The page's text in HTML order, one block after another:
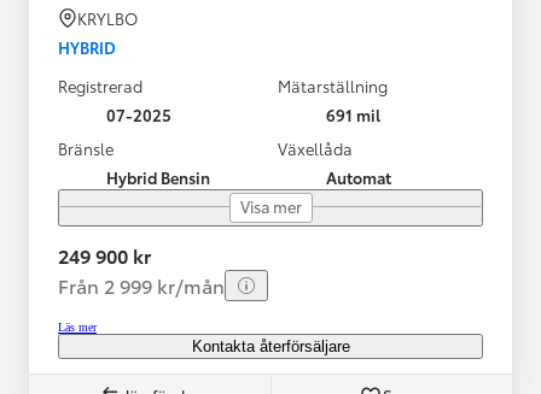
KRYLBO
HYBRID
Registrerad
07-2025
Mätarställning
691 mil
Bränsle
Hybrid Bensin
Växellåda
Automat
Visa mer
249 900 kr
Från 2 999 kr/mån
Läs mer
Kontakta återförsäljare